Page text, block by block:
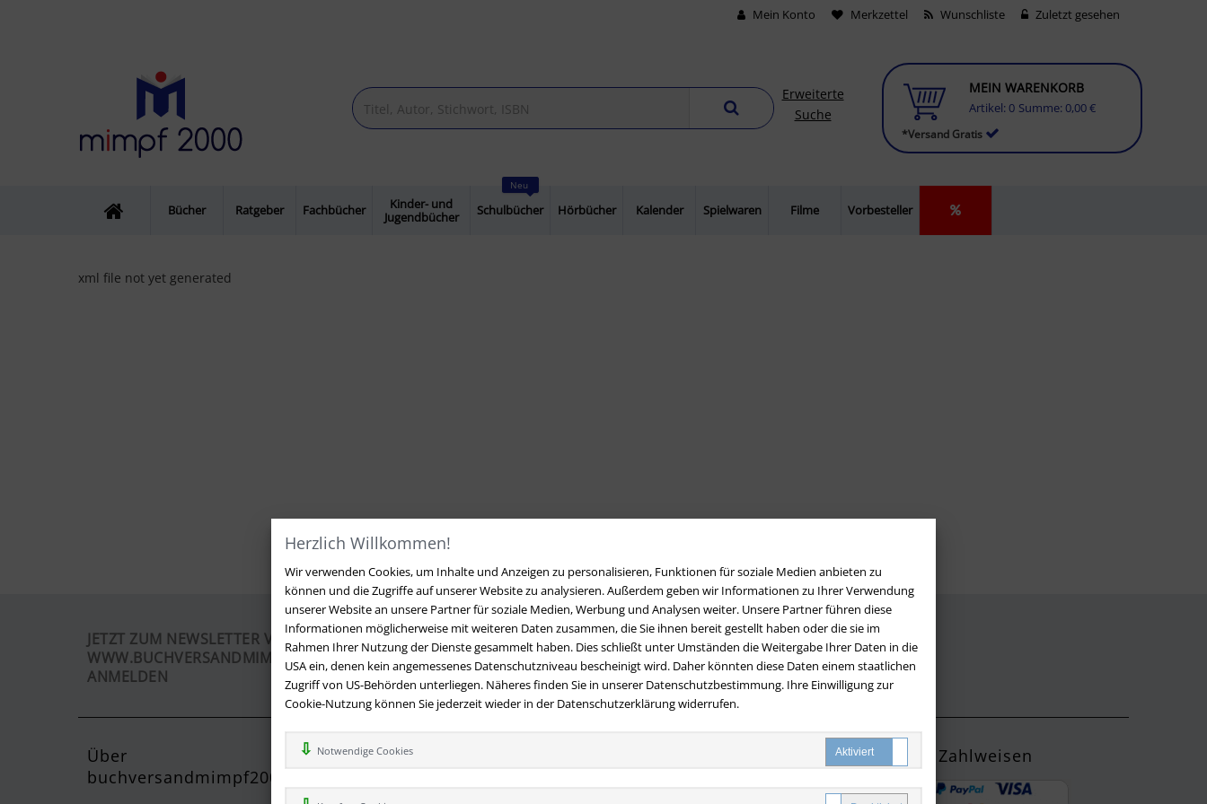
Herzlich Willkommen!
Wir verwenden Cookies, um Inhalte und Anzeigen zu personalisieren, Funktionen für soziale Medien anbieten zu
können und die Zugriffe auf unserer Website zu analysieren. Außerdem geben wir Informationen zu Ihrer Verwendung
unserer Website an unsere Partner für soziale Medien, Werbung und Analysen weiter. Unsere Partner führen diese
Informationen möglicherweise mit weiteren Daten zusammen, die Sie ihnen bereit gestellt haben oder die sie im
Rahmen Ihrer Nutzung der Dienste gesammelt haben. Dies schließt unter Umständen die Weitergabe Ihrer Daten in die
USA ein, denen kein angemessenes Datenschutzniveau bescheinigt wird. Daher könnten diese Daten einem staatlichen
Zugriff von US-Behörden unterliegen. Näheres finden Sie in unserer Datenschutzbestimmung. Ihre Einwilligung zur
Cookie-Nutzung können Sie jederzeit wieder in der Datenschutzerklärung widerrufen.
Notwendige Cookies
Mein Konto Merkzettel Wunschliste Zuletzt gesehen
Erweiterte
Suche
*Versand Gratis
MEIN WARENKORB
Artikel: 0 Summe: 0,00 €
Bücher Ratgeber Fachbücher
Kinder- und
Jugendbücher
Neu
Schulbücher Hörbücher Kalender Spielwaren Filme Vorbesteller
xml file not yet generated
JETZT ZUM NEWSLETTER VON
WWW.BUCHVERSANDMIMPF2000.DE
ANMELDEN
LOS
Über
buchversandmimpf2000.de
Kontakt Zahlweisen